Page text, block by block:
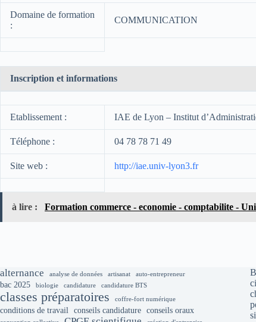
Domaine de formation
:
COMMUNICATION
Inscription et informations
Etablissement : IAE de Lyon – Institut
Téléphone : 04 78 78 71 49
Site web : http://iae.univ-lyon3.fr
à lire : Formation commerce - economie - comptabilite -
alternance analyse de données artisanat auto-entrepreneur
bac 2025 biologie candidature candidature BTS
classes préparatoires coffre-fort numérique
conditions de travail conseils candidature conseils oraux